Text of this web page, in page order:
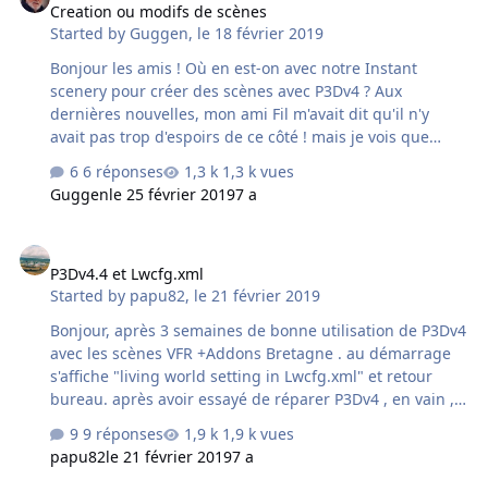
avec les scènes? Qu'apportent-elles de plus? - Aurais-je
dû ne choisir que la photo réaliste? - Je vois qu'elle inclut
un mesh 4.75 m. Donc je n'aurais pa…
Creation ou modifs de scènes
Started by Guggen, le 18 février 2019
Bonjour les amis ! Où en est-on avec notre Instant
scenery pour créer des scènes avec P3Dv4 ? Aux
dernières nouvelles, mon ami Fil m'avait dit qu'il n'y
avait pas trop d'espoirs de ce côté ! mais je vois que
certains membres arrivent à nous faire des très beaux
terrains avec de beaux bâtiments ! J'aimerai bien
remettre la main à la pâte, comme je l'avais fait avec
6 réponses
1,3 k vues
Guggenle 25 février 20197 a
P3Dv4.4 et Lwcfg.xml
Started by papu82, le 21 février 2019
Bonjour, après 3 semaines de bonne utilisation de P3Dv4
avec les scènes VFR +Addons Bretagne . au démarrage
s'affiche "living world setting in Lwcfg.xml" et retour
bureau. après avoir essayé de réparer P3Dv4 , en vain ,
je me suis résolu a tout réinstaller après un sauvegarde
des add-ons, effect etc. par sécurité, j'ai scanné le ssd
systeme C pour voir si il y avait un virus et le ssd de P3D
9 réponses
1,9 k vues
papu82le 21 février 20197 a